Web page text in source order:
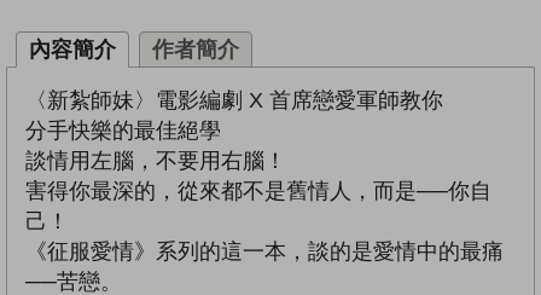
內容簡介 作者簡介
〈新紮師妹〉電影編劇 X 首席戀愛軍師教你
分手快樂的最佳絕學
談情用左腦，不要用右腦！
害得你最深的，從來都不是舊情人，而是──你自
己！
《征服愛情》系列的這一本，談的是愛情中的最痛
──苦戀。